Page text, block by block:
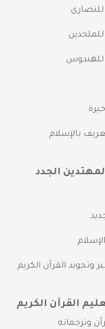
للنصارى
للهندوس
بالإسلام
الجدد
القرآن الكريم
القرآن الكريم
وترجماته